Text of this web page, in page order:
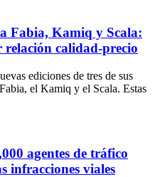
Fabia, Kamiq y Scala:
calidad-precio
ediciones de tres de sus
el Kamiq y el Scala. Estas
agentes de tráfico
infracciones viales